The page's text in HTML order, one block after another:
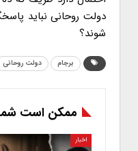
دولت روحانی نباید
شوند؟
برجام دولت روحانی
ممکن است
اخبار